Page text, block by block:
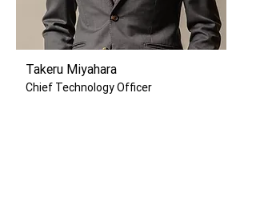
Takeru Miyahara
Chief Technology Officer